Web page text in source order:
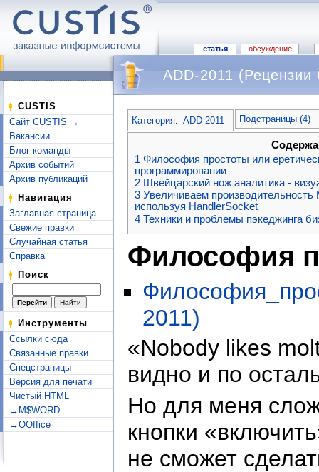
статья обсуждение
CUSTIS
Сайт CUSTIS →
Вакансии
Блог команды
Архив событий
Архив публикаций
Навигация
Заглавная страница
Свежие правки
Случайная статья
Справка
Поиск
Инструменты
Ссылки сюда
Связанные правки
Спецстраницы
Версия для печати
Чистый HTML
→M$WORD
→OOffice
ADD-2011
Категория: ADD 2011 Подстраницы (4)
1 Философия простоты или
программировании
2 Швейцарский нож аналитика -
3 Увеличиваем производительность
используя HandlerSocket
4 Техники и проблемы пэкеджинга
Философия
2011)
«Nobody likes
видно и по
Но для меня
кнопки
не сможет